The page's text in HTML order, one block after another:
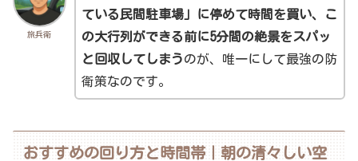
旅兵衛
ている民間駐車場」に停めて時間を買い、こ
の大行列ができる前に5分間の絶景をスパッ
と回収してしまうのが、唯一にして最強の防
衛策なのです。
おすすめの回り方と時間帯｜朝の清々しい空